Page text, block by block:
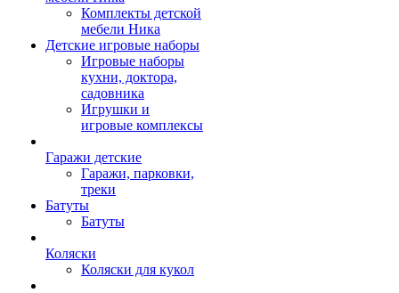
Комплекты детской
мебели Ника
Детские игровые наборы
Игровые наборы
кухни, доктора,
садовника
Игрушки и
игровые комплексы
Гаражи детские
Гаражи, парковки,
треки
Батуты
Батуты
Коляски
Коляски для кукол